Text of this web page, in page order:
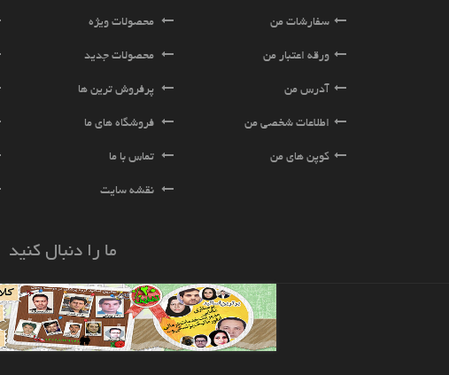
محصولات ویژه
محصولات جدید
پرفروش ترین ها
فروشگاه های ما
تماس با ما
نقشه سایت
سفارشات من
ورقه اعتبار من
آدرس من
اطلاعات شخصی من
کوپن های من
ما را دنبال کنید